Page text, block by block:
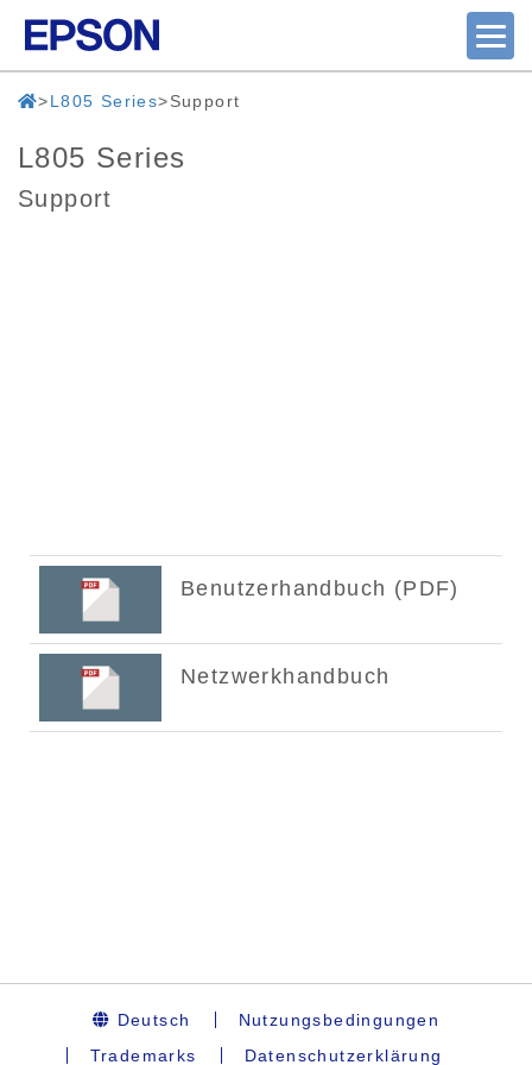
L805 Series Support
L805 Series
Support
Deutsch
Nutzungsbedingungen
Trademarks
Datenschutzerklärung